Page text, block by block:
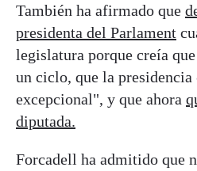
También ha afirmado que
presidenta del Parlament
legislatura porque creía
un ciclo, que la presidencia
excepcional", y que ahora
diputada.
Forcadell ha admitido que